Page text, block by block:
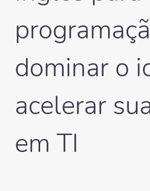
dominar o
acelerar
em TI